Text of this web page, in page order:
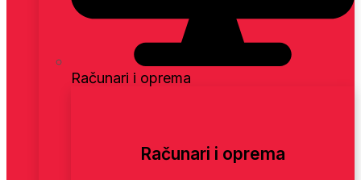
Računari i oprema
Računari i oprema